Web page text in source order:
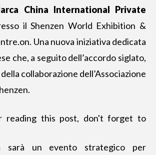
China International Private
il Shenzen World Exhibition &
Una nuova iniziativa dedicata
che, a seguito dell’accordo siglato,
collaborazione dell’Associazione
reading this post, don't forget to
sarà un evento strategico per